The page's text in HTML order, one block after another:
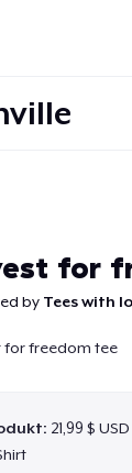
for
by Tees with
for freedom tee
21,99 $